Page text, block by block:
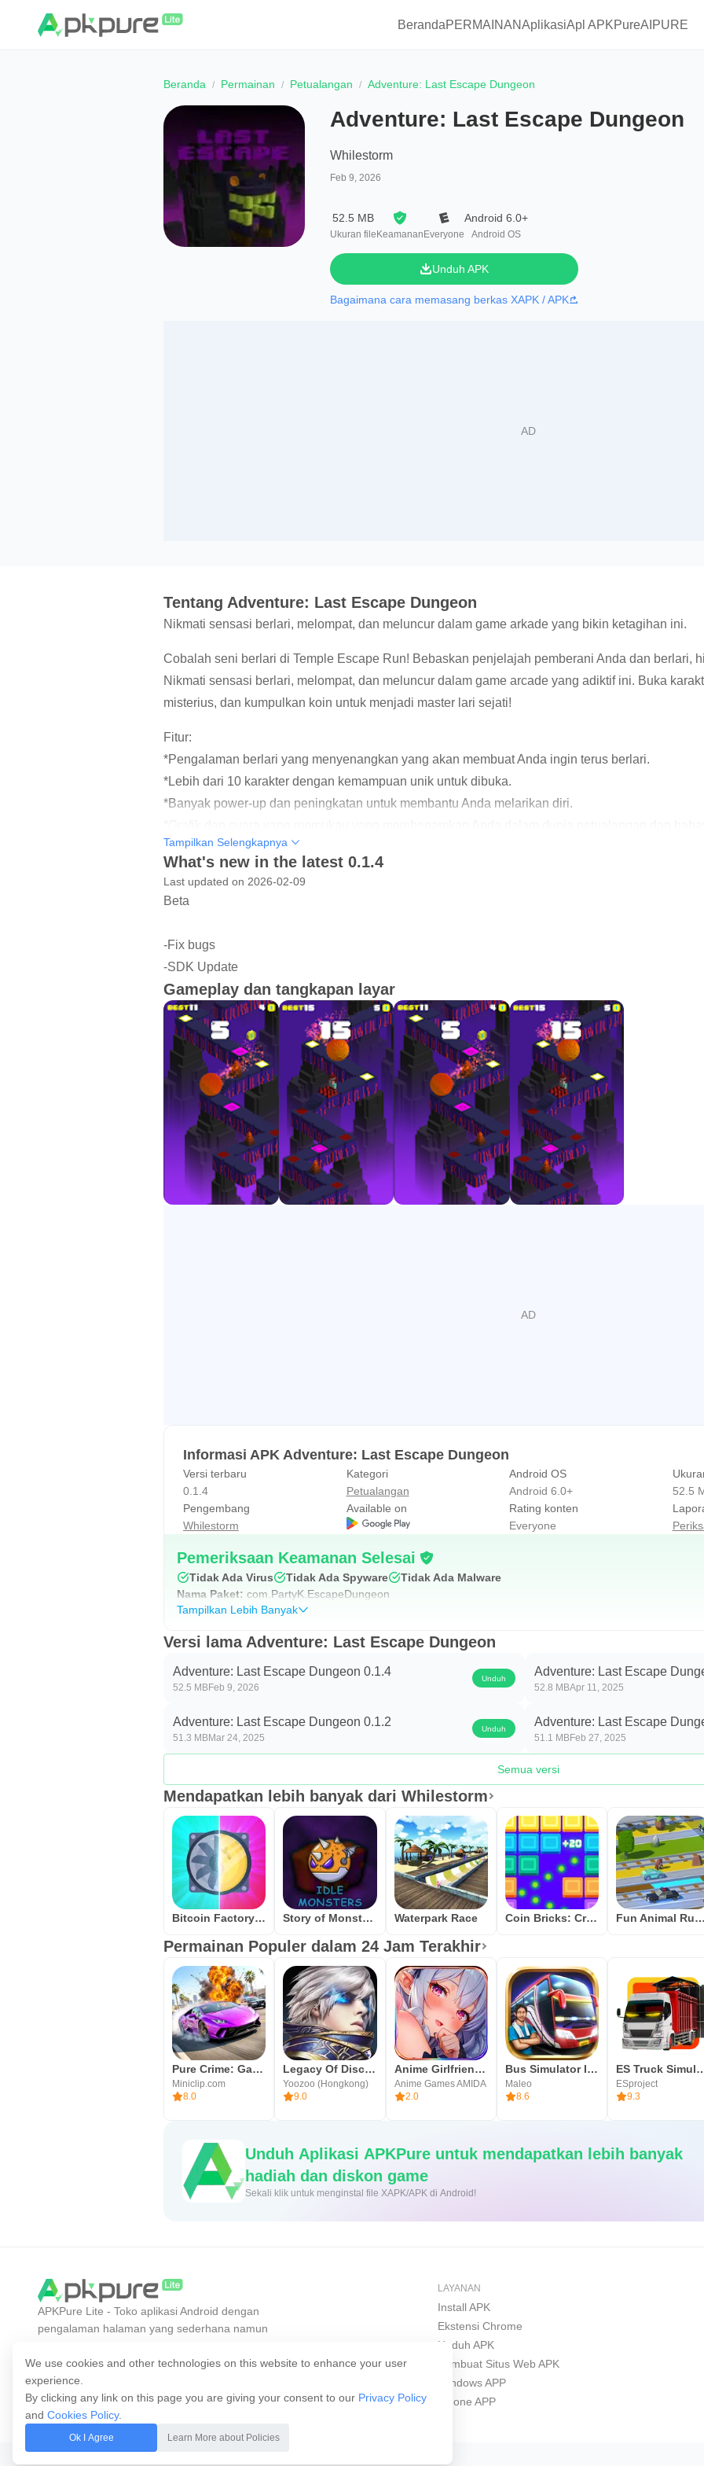
BerandaPERMAINANAplikasiApl APKPureAIPURE
Beranda Permainan Petualangan Adventure: Last Escape Dungeon
Adventure: Last Escape Dungeon
Whilestorm
Feb 9, 2026
52.5 MB
Ukuran file Keamanan Everyone
Android 6.0+
Android OS
Unduh APK
Bagaimana cara memasang berkas XAPK / APK
Tentang Adventure: Last Escape Dungeon
Nikmati sensasi berlari, melompat, dan meluncur dalam game arkade yang bikin ketagihan ini.
Cobalah seni berlari di Temple Escape Run! Bebaskan penjelajah pemberani Anda dan berlari,
Nikmati sensasi berlari, melompat, dan meluncur dalam game arcade yang adiktif ini. Buka
misterius, dan kumpulkan koin untuk menjadi master lari sejati!
Fitur:
*Pengalaman berlari yang menyenangkan yang akan membuat Anda ingin terus berlari.
*Lebih dari 10 karakter dengan kemampuan unik untuk dibuka.
*Banyak power-up dan peningkatan untuk membantu Anda melarikan diri.
*Temple Escape Run memulai tantangan dan mencoba melarikan diri dari kutukan kuil kuno.
petualangan Anda!
Tampilkan Selengkapnya
What's new in the latest 0.1.4
Last updated on 2026-02-09
Beta
-Fix bugs
-SDK Update
Gameplay dan tangkapan layar
Informasi APK Adventure: Last Escape Dungeon
Versi terbaru
0.1.4
Kategori
Petualangan
Android OS
Android 6.0+
52.5
Pengembang
Whilestorm
Available on
Rating konten
Everyone
Pemeriksaan Keamanan Selesai
Tidak Ada Virus Tidak Ada Spyware
Tidak Ada Malware
Nama Paket: com.PartyK.EscapeDungeon
Tampilkan Lebih Banyak
Versi lama Adventure: Last Escape Dungeon
Adventure: Last Escape Dungeon 0.1.4
52.5 MBFeb 9, 2026
Unduh Adventure: Last Escape
52.8 MBApr 11, 2025
Adventure: Last Escape Dungeon 0.1.2
51.3 MBMar 24, 2025
Unduh Adventure: Last Escape
51.1 MBFeb 27, 2025
Semua versi
Mendapatkan lebih banyak dari Whilestorm
Bitcoin Factory Idle Miner BTC Story of Monsters: Idle Waterpark Race Coin Bricks: Crush Master Fun Animal Rush: Coins Road 3D
Permainan Populer dalam 24 Jam Terakhir
Pure Crime: Gangster Shooting
Miniclip.com
8.0
Legacy Of Discord (Warisan)
Yoozoo (Hongkong)
9.0
Anime Girlfriend Isekai Waifu
Anime Games AMIDA
2.0
Bus Simulator Indonesia
Maleo
8.6
ES Truck
ESproject
9.3
Unduh Aplikasi APKPure untuk mendapatkan lebih banyak
hadiah dan diskon game
Sekali klik untuk menginstal file XAPK/APK di Android!
We use cookies and other technologies on this website to enhance your user
experience.
By clicking any link on this page you are giving your consent to our Privacy Policy
and Cookies Policy.
Ok I Agree Learn More about Policies
APKPure Lite - Toko aplikasi Android dengan
pengalaman halaman yang sederhana namun
dengan lebih mudah, cepat, dan aman.
LAYANAN
Install APK
Ekstensi Chrome
Unduh APK
Pembuat Situs Web APK
Windows APP
iPhone APP